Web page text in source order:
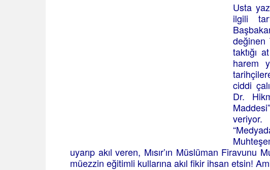
Usta
ilgili
değinen
taktığı
harem
ciddi
Dr.
uyarıp akıl veren, Mısır’ın Müslüman Firavunu
müezzin eğitimli kullarına akıl fikir ihsan etsin!